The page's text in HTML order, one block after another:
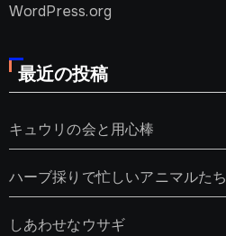
WordPress.org
最近の投稿
キュウリの会と用心棒
ハーブ採りで忙しいアニマルたち
しあわせなウサギ